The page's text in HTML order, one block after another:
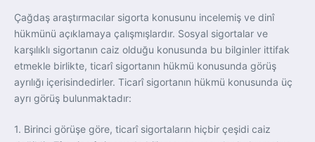
Çağdaş araştırmacılar sigorta konusunu incelemiş ve dinî
hükmünü açıklamaya çalışmışlardır. Sosyal sigortalar ve
karşılıklı sigortanın caiz olduğu konusunda bu bilginler ittifak
etmekle birlikte, ticarî sigortanın hükmü konusunda görüş
ayrılığı içerisindedirler. Ticarî sigortanın hükmü konusunda üç
ayrı görüş bulunmaktadır:
1. Birinci görüşe göre, ticarî sigortaların hiçbir çeşidi caiz